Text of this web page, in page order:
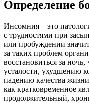
Определение
Инсомния – это
с трудностями при
или пробуждении
за таких проблем
восстановиться за
усталости, ухудшению
падению качества
как кратковременное
продолжительный,